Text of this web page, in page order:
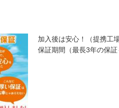
加入後は安心！（提携工
保証期間（最長3年の保証